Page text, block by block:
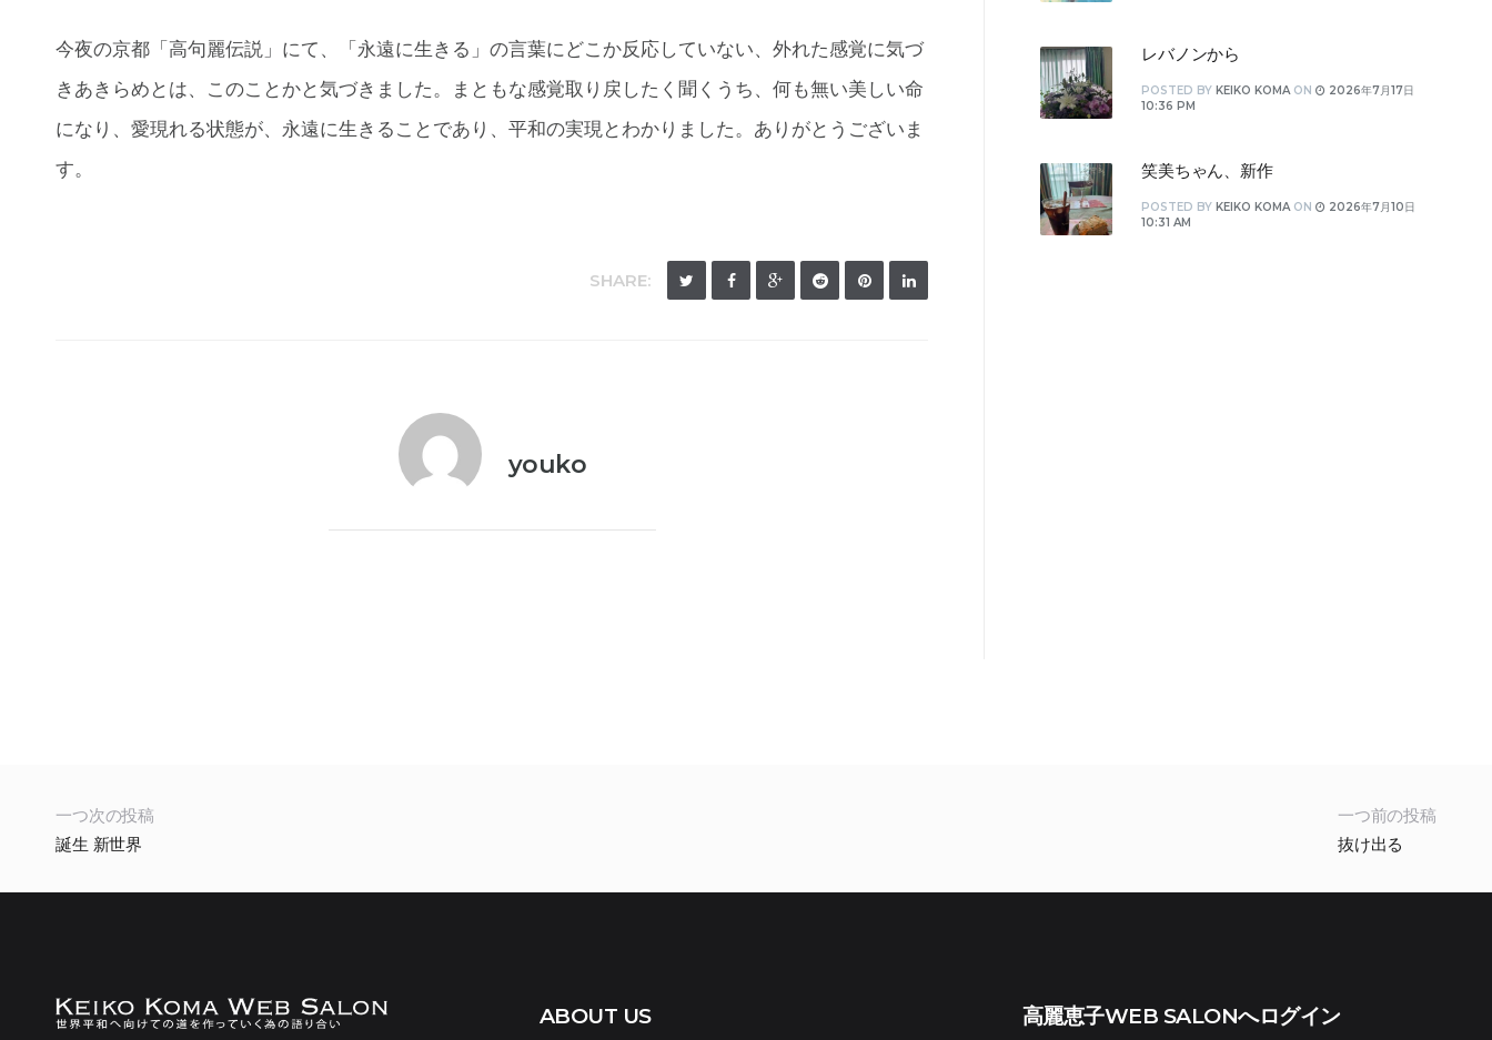
今夜の京都「高句麗伝説」にて、「永遠に生きる」の言葉にどこか反応していない、外れた感覚に気づ
きあきらめとは、このことかと気づきました。まともな感覚取り戻したく聞くうち、何も無い美しい命
になり、愛現れる状態が、永遠に生きることであり、平和の実現とわかりました。ありがとうございま
す。
SHARE:
youko
レバノンから
POSTED BY KEIKO KOMA ON
2026年7月17日
10:36 PM
笑美ちゃん、新作
POSTED BY KEIKO KOMA ON
2026年7月10日
10:31 AM
一つ前の投稿
抜け出る
一つ次の投稿
誕生 新世界
ABOUT US 高麗恵子WEB SALONへログイン